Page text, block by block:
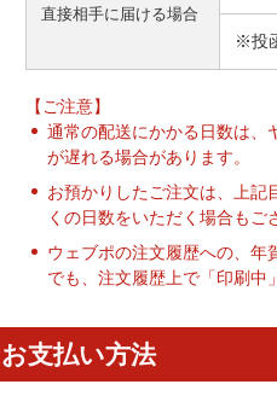
直接相手に届ける場合
※投
【ご注意】
通常の配送にかかる日数は、
が遅れる場合があります。
お預かりしたご注文は、上記
くの日数をいただく場合もご
ウェブポの注文履歴への、年
でも、注文履歴上で「印刷中
お支払い方法